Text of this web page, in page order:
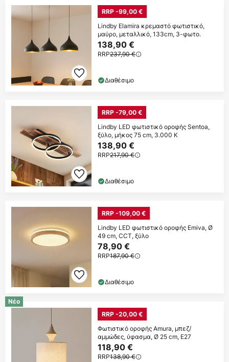
RRP -99,00 €
Lindby Elamira κρεμαστό φωτιστικό,
μαύρο, μεταλλικό, 133cm, 3-φωτο.
138,90 €
RRP237,90 €
Διαθέσιμο
RRP -79,00 €
Lindby LED φωτιστικό οροφής Sentoa,
ξύλο, μήκος 75 cm, 3.000 K
138,90 €
RRP217,90 €
Διαθέσιμο
RRP -109,00 €
Lindby LED φωτιστικό οροφής Emiva, Ø
49 cm, CCT, ξύλο
78,90 €
RRP187,90 €
Διαθέσιμο
Νέο
RRP -20,00 €
Φωτιστικό οροφής Amura, μπεζ/
αμμώδες, ύφασμα, Ø 25 cm, E27
118,90 €
RRP138,90 €